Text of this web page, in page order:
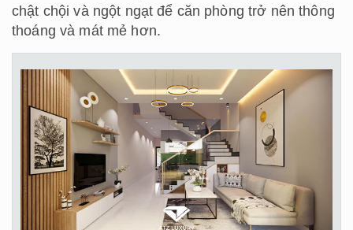
chật chội và ngột ngạt để căn phòng trở nên thông
thoáng và mát mẻ hơn.